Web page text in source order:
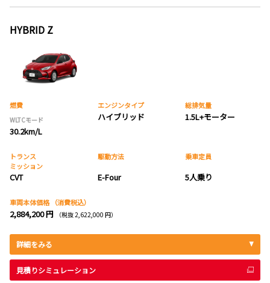
HYBRID Z
燃費
WLTCモード
30.2km/L
エンジンタイプ
ハイブリッド
総排気量
1.5L+モーター
トランス
ミッション
CVT
駆動方法
E-Four
乗車定員
5人乗り
車両本体価格 （消費税込）
2,884,200 円 （税抜 2,622,000 円）
詳細をみる
見積りシミュレーション